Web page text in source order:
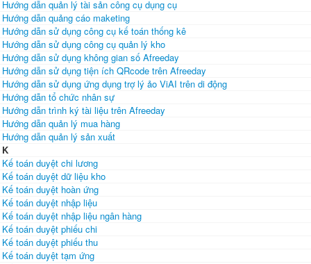
Hướng dẫn quản lý tài sản công cụ dụng cụ
Hướng dẫn quảng cáo maketing
Hướng dẫn sử dụng công cụ kế toán thống kê
Hướng dẫn sử dụng công cụ quản lý kho
Hướng dẫn sử dụng không gian số Afreeday
Hướng dẫn sử dụng tiện ích QRcode trên Afreeday
Hướng dẫn sử dụng ứng dụng trợ lý ảo ViAI trên di động
Hướng dẫn tổ chức nhân sự
Hướng dẫn trình ký tài liệu trên Afreeday
Hướng dẫn quản lý mua hàng
Hướng dẫn quản lý sản xuất
K
Kế toán duyệt chi lương
Kế toán duyệt dữ liệu kho
Kế toán duyệt hoàn ứng
Kế toán duyệt nhập liệu
Kế toán duyệt nhập liệu ngân hàng
Kế toán duyệt phiếu chi
Kế toán duyệt phiếu thu
Kế toán duyệt tạm ứng